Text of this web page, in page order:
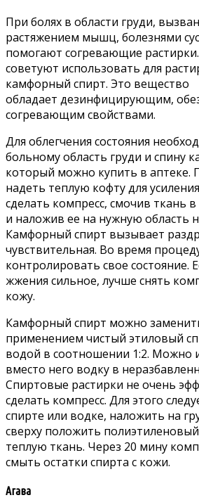
При болях в области груди,
растяжением мышц, болезнями
помогают согревающие
советуют использовать для
камфорный спирт. Это вещество
обладает дезинфицирующим,
согревающим свойствами.
Для облегчения состояния
больному область груди и спину
который можно купить в аптеке.
надеть теплую кофту для
сделать компресс, смочив ткань
и наложив ее на нужную область
Камфорный спирт вызывает
чувствительная. Во время
контролировать свое состояние.
жжения сильное, лучше снять
кожу.
Камфорный спирт можно
применением чистый этиловый
водой в соотношении 1:2. Можно
вместо него водку в
Спиртовые растирки не очень
сделать компресс. Для этого
спирте или водке, наложить на
сверху положить
теплую ткань. Через 20 мину
смыть остатки спирта с кожи.
Агава